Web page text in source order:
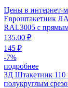
Цены в интернет-
Евроштакетник
RAL3005 с
135.00 ₽
145 ₽
-7%
подробнее
3Д Штакетник 110
полукруглым